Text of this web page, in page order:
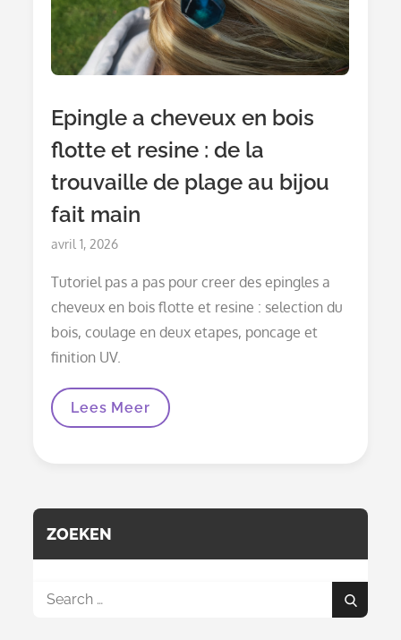
Epingle a cheveux en bois
flotte et resine : de la
trouvaille de plage au bijou
fait main
Posted
avril 1, 2026
Tutoriel pas a pas pour creer des epingles a
cheveux en bois flotte et resine : selection du
bois, coulage en deux etapes, poncage et
finition UV.
Epingle
Resine
:
De
La
Plage
Lees Meer
ZOEKEN
Search
Search